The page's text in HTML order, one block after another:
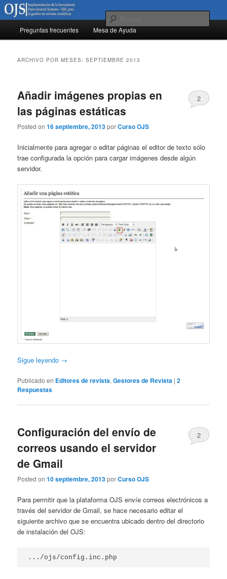
al
contenido
principal
al
contenido
secundarioOJS Colombia
principal
Preguntas frecuentes Mesa de Ayuda
ARCHIVO POR MESES:SEPTIEMBRE 2013
Añadir imágenes propias en
las páginas estáticas
Posted on16 septiembre, 2013porCurso OJS
2
Inicialmente para agregar o editar páginas el editor de texto sólo
trae configurada la opción para cargar imágenes desde algún
servidor.
Sigue leyendo →
Publicado en Editores de revista,Gestores de Revista |2
Respuestas
Configuración del envío de
correos usando el servidor
de Gmail
Posted on10 septiembre, 2013porCurso OJS
2
Para permitir que la plataforma OJS envíe correos electrónicos a
través del servidor de Gmail, se hace necesario editar el
siguiente archivo que se encuentra ubicado dentro del directorio
de instalación del OJS:
.../ojs/config.inc.php